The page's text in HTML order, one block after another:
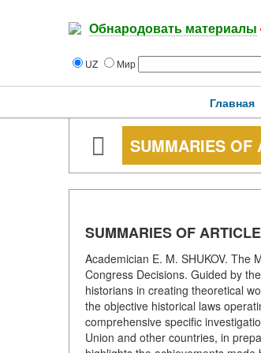
Обнародовать материалы
UZ Мир
Главная
SUMMARIES OF
SUMMARIES OF
Academician E. M. SHUKOV. The
Congress Decisions. Guided by
historians in creating theoretical
the objective historical laws
comprehensive specific
Union and other countries, in